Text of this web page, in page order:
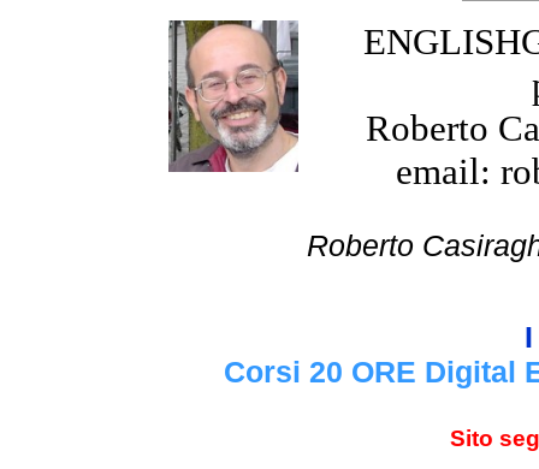
Roberto
email:
Roberto
Corsi 20 ORE Digital
Sito